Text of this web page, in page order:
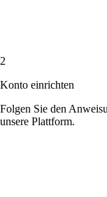
2
Konto einrichten
Folgen Sie den
unsere Plattform.